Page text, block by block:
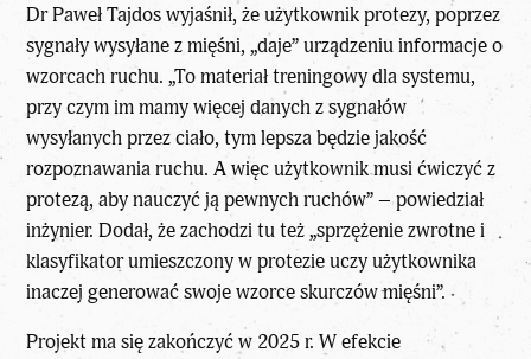
Dr Paweł Tajdos wyjaśnił, że użytkownik protezy, poprzez
sygnały wysyłane z mięśni, „daje” urządzeniu informacje o
wzorcach ruchu. „To materiał treningowy dla systemu,
przy czym im mamy więcej danych z sygnałów
wysyłanych przez ciało, tym lepsza będzie jakość
rozpoznawania ruchu. A więc użytkownik musi ćwiczyć z
protezą, aby nauczyć ją pewnych ruchów” – powiedział
inżynier. Dodał, że zachodzi tu też „sprzężenie zwrotne i
klasyfikator umieszczony w protezie uczy użytkownika
inaczej generować swoje wzorce skurczów mięśni”.
Projekt ma się zakończyć w 2025 r. W efekcie